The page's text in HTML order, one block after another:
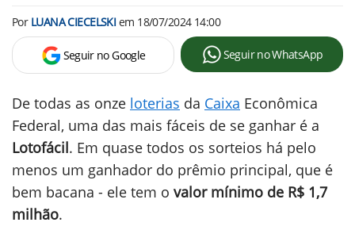
Por LUANA CIECELSKIem 18/07/2024 14:00
Seguir no Google Seguir no WhatsApp
De todas as onze loterias da Caixa Econômica
Federal, uma das mais fáceis de se ganhar é a
Lotofácil. Em quase todos os sorteios há pelo
menos um ganhador do prêmio principal, que é
bem bacana - ele tem o valor mínimo de R$ 1,7
milhão.